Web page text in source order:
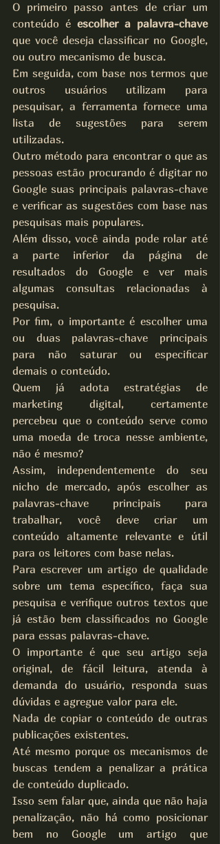
O primeiro passo antes de criar um
conteúdo é escolher a palavra-chave
que você deseja classificar no Google,
ou outro mecanismo de busca.
Em seguida, com base nos termos que
outros usuários utilizam para
pesquisar, a ferramenta fornece uma
lista de sugestões para serem
utilizadas.
Outro método para encontrar o que as
pessoas estão procurando é digitar no
Google suas principais palavras-chave
e verificar as sugestões com base nas
pesquisas mais populares.
Além disso, você ainda pode rolar até
a parte inferior da página de
resultados do Google e ver mais
algumas consultas relacionadas à
pesquisa.
Por fim, o importante é escolher uma
ou duas palavras-chave principais
para não saturar ou especificar
demais o conteúdo.
Quem já adota estratégias de
marketing digital, certamente
percebeu que o conteúdo serve como
uma moeda de troca nesse ambiente,
não é mesmo?
Assim, independentemente do seu
nicho de mercado, após escolher as
palavras-chave principais para
trabalhar, você deve criar um
conteúdo altamente relevante e útil
para os leitores com base nelas.
Para escrever um artigo de qualidade
sobre um tema específico, faça sua
pesquisa e verifique outros textos que
já estão bem classificados no Google
para essas palavras-chave.
O importante é que seu artigo seja
original, de fácil leitura, atenda à
demanda do usuário, responda suas
dúvidas e agregue valor para ele.
Nada de copiar o conteúdo de outras
publicações existentes.
Até mesmo porque os mecanismos de
buscas tendem a penalizar a prática
de conteúdo duplicado.
Isso sem falar que, ainda que não haja
penalização, não há como posicionar
bem no Google um artigo que